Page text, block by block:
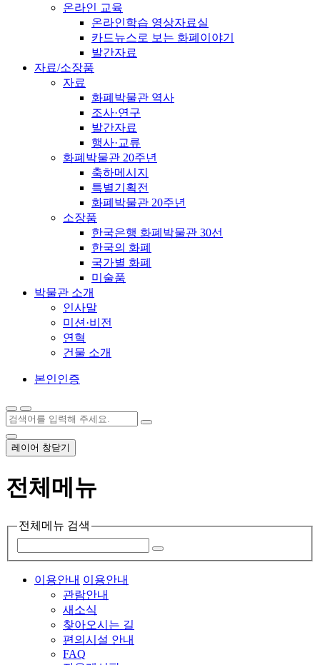
온라인 교육
온라인학습 영상자료실
카드뉴스로 보는 화폐이야기
발간자료
자료/소장품
자료
화폐박물관 역사
조사·연구
발간자료
행사·교류
화폐박물관 20주년
축하메시지
특별기획전
화폐박물관 20주년
소장품
한국은행 화폐박물관 30선
한국의 화폐
국가별 화폐
미술품
박물관 소개
인사말
미션·비전
연혁
건물 소개
본인인증
레이어 창닫기
전체메뉴
전체메뉴 검색
이용안내 이용안내
관람안내
새소식
찾아오시는 길
편의시설 안내
FAQ